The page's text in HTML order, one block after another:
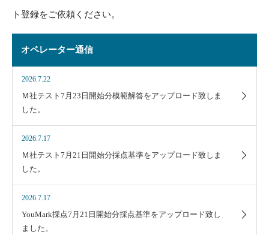
ト登録をご依頼ください。
オペレーター通信
2026.7.22
Ｍ社テスト7月23日開始分模範解答をアップロード致しま
した。
2026.7.17
Ｍ社テスト7月21日開始分採点基準をアップロード致しま
した。
2026.7.17
YouMark採点7月21日開始分採点基準をアップロード致し
ました。